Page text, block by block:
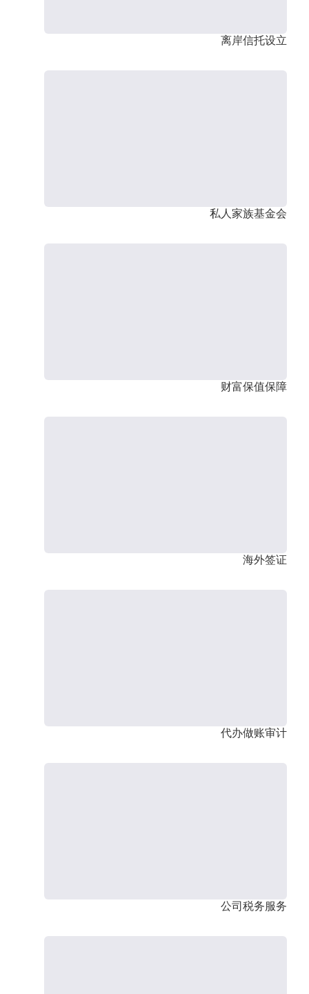
离岸信托设立
私人家族基金会
财富保值保障
海外签证
代办做账审计
公司税务服务